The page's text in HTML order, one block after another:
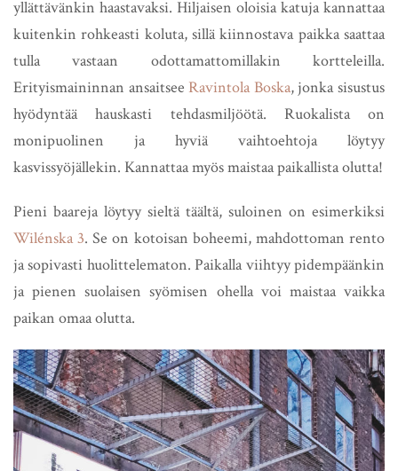
yllättävänkin haastavaksi. Hiljaisen oloisia katuja kannattaa
kuitenkin rohkeasti koluta, sillä kiinnostava paikka saattaa
tulla vastaan odottamattomillakin kortteleilla.
Erityismaininnan ansaitsee Ravintola Boska, jonka sisustus
hyödyntää hauskasti tehdasmiljöötä. Ruokalista on
monipuolinen ja hyviä vaihtoehtoja löytyy
kasvissyöjällekin. Kannattaa myös maistaa paikallista olutta!
Pieni baareja löytyy sieltä täältä, suloinen on esimerkiksi
Wilénska 3. Se on kotoisan boheemi, mahdottoman rento
ja sopivasti huolittelematon. Paikalla viihtyy pidempäänkin
ja pienen suolaisen syömisen ohella voi maistaa vaikka
paikan omaa olutta.